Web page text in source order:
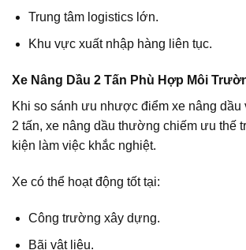
Trung tâm logistics lớn.
Khu vực xuất nhập hàng liên tục.
Xe Nâng Dầu 2 Tấn Phù Hợp Môi
Khi so sánh ưu nhược điểm xe nâng dầu
2 tấn, xe nâng dầu thường chiếm ưu thế
kiện làm việc khắc nghiệt.
Xe có thể hoạt động tốt tại:
Công trường xây dựng.
Bãi vật liệu.